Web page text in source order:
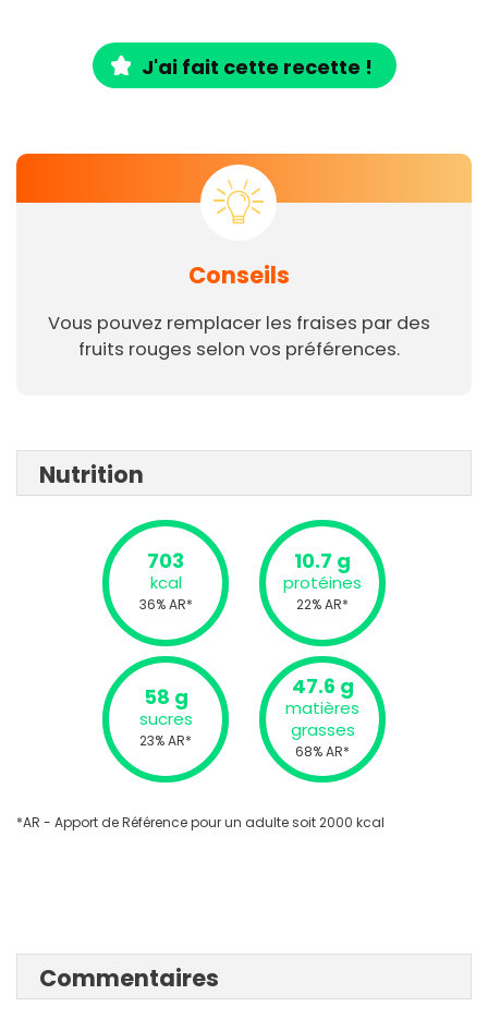
J'ai fait cette recette !
Conseils
Vous pouvez remplacer les fraises par des
fruits rouges selon vos préférences.
Nutrition
703
kcal
36% AR*
10.7 g
protéines
22% AR*
58 g
sucres
23% AR*
47.6 g
matières
grasses
68% AR*
*AR - Apport de Référence pour un adulte soit 2000 kcal
Commentaires